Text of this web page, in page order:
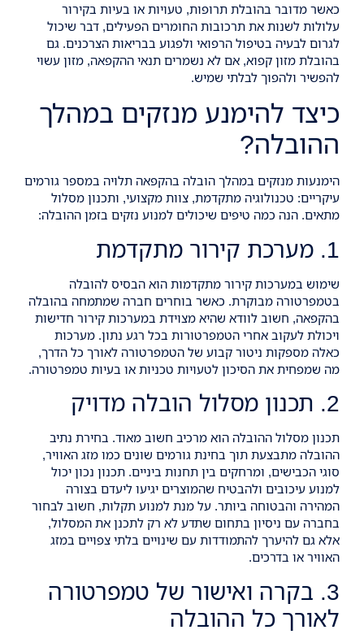
כאשר מדובר בהובלת תרופות, טעויות או בעיות בקירור
עלולות לשנות את תרכובות החומרים הפעילים, דבר שיכול
לגרום לבעיה בטיפול הרפואי ולפגוע בבריאות הצרכנים. גם
בהובלת מזון קפוא, אם לא נשמרים תנאי ההקפאה, מזון עשוי
להפשיר ולהפוך לבלתי שמיש.
כיצד להימנע מנזקים במהלך
ההובלה?
הימנעות מנזקים במהלך הובלה בהקפאה תלויה במספר גורמים
עיקריים: טכנולוגיה מתקדמת, צוות מקצועי, ותכנון מסלול
מתאים. הנה כמה טיפים שיכולים למנוע נזקים בזמן ההובלה:
1. מערכת קירור מתקדמת
שימוש במערכות קירור מתקדמות הוא הבסיס להובלה
בטמפרטורה מבוקרת. כאשר בוחרים חברה שמתמחה בהובלה
בהקפאה, חשוב לוודא שהיא מצוידת במערכות קירור חדישות
ויכולת לעקוב אחרי הטמפרטורות בכל רגע נתון. מערכות
כאלה מספקות ניטור קבוע של הטמפרטורה לאורך כל הדרך,
מה שמפחית את הסיכון לטעויות טכניות או בעיות טמפרטורה.
2. תכנון מסלול הובלה מדויק
תכנון מסלול ההובלה הוא מרכיב חשוב מאוד. בחירת נתיב
ההובלה מתבצעת תוך בחינת גורמים שונים כמו מזג האוויר,
סוגי הכבישים, ומרחקים בין תחנות ביניים. תכנון נכון יכול
למנוע עיכובים ולהבטיח שהמוצרים יגיעו ליעדם בצורה
המהירה והבטוחה ביותר. על מנת למנוע תקלות, חשוב לבחור
בחברה עם ניסיון בתחום שתדע לא רק לתכנן את המסלול,
אלא גם להיערך להתמודדות עם שינויים בלתי צפויים במזג
האוויר או בדרכים.
3. בקרה ואישור של טמפרטורה
לאורך כל ההובלה